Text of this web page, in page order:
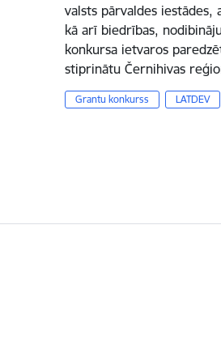
valsts pārvaldes iestādes,
kā arī biedrības,
konkursa ietvaros
stiprinātu Černihivas
Grantu konkurss LATDEV